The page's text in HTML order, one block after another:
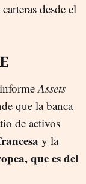
desde el
Assets
que la banca
de activos
y la
que es del